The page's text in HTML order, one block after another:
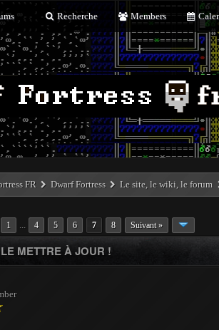
Recherche Members
FR Dwarf Fortress Le site, le wiki, le forum
1 ... 4 5 6 7 8 Suivant »
METTRE À JOUR !